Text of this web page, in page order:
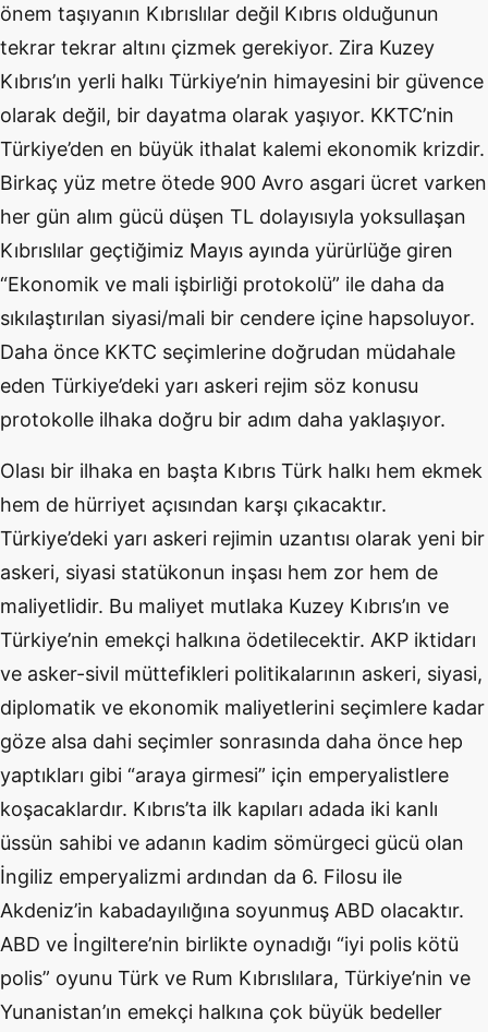
önem taşıyanın Kıbrıslılar değil Kıbrıs olduğunun
tekrar tekrar altını çizmek gerekiyor. Zira Kuzey
Kıbrıs’ın yerli halkı Türkiye’nin himayesini bir güvence
olarak değil, bir dayatma olarak yaşıyor. KKTC’nin
Türkiye’den en büyük ithalat kalemi ekonomik krizdir.
Birkaç yüz metre ötede 900 Avro asgari ücret varken
her gün alım gücü düşen TL dolayısıyla yoksullaşan
Kıbrıslılar geçtiğimiz Mayıs ayında yürürlüğe giren
“Ekonomik ve mali işbirliği protokolü” ile daha da
sıkılaştırılan siyasi/mali bir cendere içine hapsoluyor.
Daha önce KKTC seçimlerine doğrudan müdahale
eden Türkiye’deki yarı askeri rejim söz konusu
protokolle ilhaka doğru bir adım daha yaklaşıyor.
Olası bir ilhaka en başta Kıbrıs Türk halkı hem ekmek
hem de hürriyet açısından karşı çıkacaktır.
Türkiye’deki yarı askeri rejimin uzantısı olarak yeni bir
askeri, siyasi statükonun inşası hem zor hem de
maliyetlidir. Bu maliyet mutlaka Kuzey Kıbrıs’ın ve
Türkiye’nin emekçi halkına ödetilecektir. AKP iktidarı
ve asker-sivil müttefikleri politikalarının askeri, siyasi,
diplomatik ve ekonomik maliyetlerini seçimlere kadar
göze alsa dahi seçimler sonrasında daha önce hep
yaptıkları gibi “araya girmesi” için emperyalistlere
koşacaklardır. Kıbrıs’ta ilk kapıları adada iki kanlı
üssün sahibi ve adanın kadim sömürgeci gücü olan
İngiliz emperyalizmi ardından da 6. Filosu ile
Akdeniz’in kabadayılığına soyunmuş ABD olacaktır.
ABD ve İngiltere’nin birlikte oynadığı “iyi polis kötü
polis” oyunu Türk ve Rum Kıbrıslılara, Türkiye’nin ve
Yunanistan’ın emekçi halkına çok büyük bedeller